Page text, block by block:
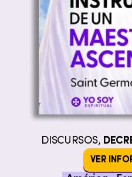
DISCURSOS,
VER